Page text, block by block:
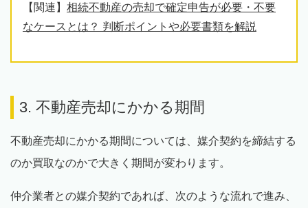
【関連】 相続不動産の売却で確定申告が必要・不要
なケースとは？ 判断ポイントや必要書類を解説
3. 不動産売却にかかる期間
不動産売却にかかる期間については、媒介契約を締結する
のか買取なのかで大きく期間が変わります。
仲介業者との媒介契約であれば、次のような流れで進み、